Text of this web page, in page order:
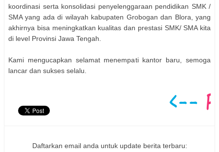
koordinasi serta konsolidasi penyelenggaraan pendidikan SMK /
SMA yang ada di wilayah kabupaten Grobogan dan Blora, yang
akhirnya bisa meningkatkan kualitas dan prestasi SMK/ SMA kita
di level Provinsi Jawa Tengah.
Kami mengucapkan selamat menempati kantor baru, semoga
lancar dan sukses selalu.
Daftarkan email anda untuk update berita terbaru: